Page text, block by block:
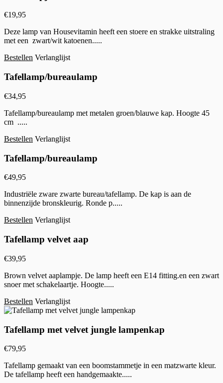
€19,95
Deze lamp van Housevitamin heeft een stoere en strakke uitstraling
met een zwart/wit katoenen.....
Bestellen Verlanglijst
Tafellamp/bureaulamp
€34,95
Tafellamp/bureaulamp met metalen groen/blauwe kap. Hoogte 45
cm .....
Bestellen Verlanglijst
Tafellamp/bureaulamp
€49,95
Industriële zware zwarte bureau/tafellamp. De kap is aan de
binnenzijde bronskleurig. Ronde p.....
Bestellen Verlanglijst
Tafellamp velvet aap
€39,95
Brown velvet aaplampje. De lamp heeft een E14 fitting.en een zwart
snoer met schakelaartje. Hoogte.....
Bestellen Verlanglijst
Tafellamp met velvet jungle lampenkap
€79,95
Tafellamp gemaakt van een boomstammetje in een matzwarte kleur.
De tafellamp heeft een handgemaakte.....